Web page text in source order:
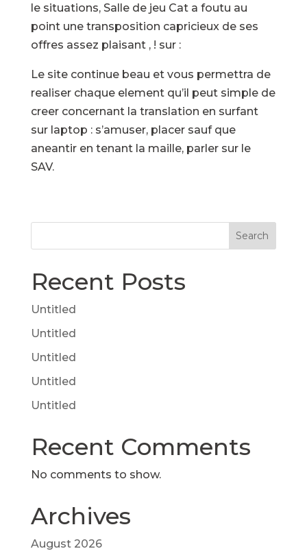
le situations, Salle de jeu Cat a foutu au
point une transposition capricieux de ses
offres assez plaisant , ! sur :
Le site continue beau et vous permettra de
realiser chaque element qu’il peut simple de
creer concernant la translation en surfant
sur laptop : s’amuser, placer sauf que
aneantir en tenant la maille, parler sur le
SAV.
Search
Recent Posts
Untitled
Untitled
Untitled
Untitled
Untitled
Recent Comments
No comments to show.
Archives
August 2026